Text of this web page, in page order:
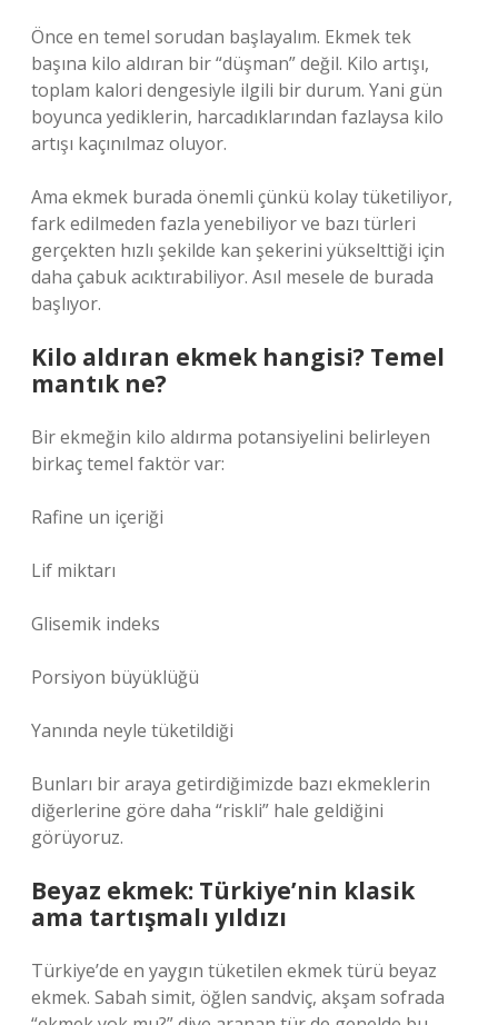
Önce en temel sorudan başlayalım. Ekmek tek
başına kilo aldıran bir “düşman” değil. Kilo artışı,
toplam kalori dengesiyle ilgili bir durum. Yani gün
boyunca yediklerin, harcadıklarından fazlaysa kilo
artışı kaçınılmaz oluyor.
Ama ekmek burada önemli çünkü kolay tüketiliyor,
fark edilmeden fazla yenebiliyor ve bazı türleri
gerçekten hızlı şekilde kan şekerini yükselttiği için
daha çabuk acıktırabiliyor. Asıl mesele de burada
başlıyor.
Kilo aldıran ekmek hangisi? Temel
mantık ne?
Bir ekmeğin kilo aldırma potansiyelini belirleyen
birkaç temel faktör var:
Rafine un içeriği
Lif miktarı
Glisemik indeks
Porsiyon büyüklüğü
Yanında neyle tüketildiği
Bunları bir araya getirdiğimizde bazı ekmeklerin
diğerlerine göre daha “riskli” hale geldiğini
görüyoruz.
Beyaz ekmek: Türkiye’nin klasik
ama tartışmalı yıldızı
Türkiye’de en yaygın tüketilen ekmek türü beyaz
ekmek. Sabah simit, öğlen sandviç, akşam sofrada